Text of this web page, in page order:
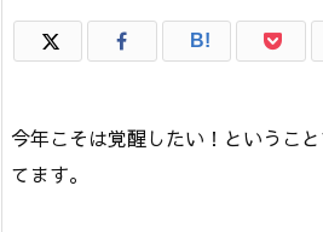
B!
今年こそは覚醒したい！というこ
てます。